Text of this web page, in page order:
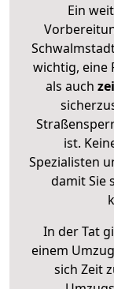
Ein
wichtig, eine
als auch
ist.
Spezialisten
damit Sie
In der Tat
einem
sich Zeit